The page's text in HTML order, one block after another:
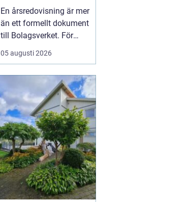
trygghet och
kontroll
En årsredovisning är mer
än ett formellt dokument
till Bolagsverket. För
många företagare i
Stockholm är den ett
ett underlag för nya
beslut och ett krav som
måste bli rätt från
början. När tidsbrist,
regelverk och osäkerhet
...
05 augusti 2026